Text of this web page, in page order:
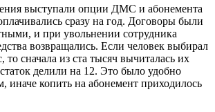
выступали опции ДМС и абонемента
сразу на год. Договоры были
и при увольнении сотрудника
возвращались. Если человек выбирал
сначала из ста тысяч вычиталась их
делили на 12. Это было удобно
иначе копить на абонемент приходилось